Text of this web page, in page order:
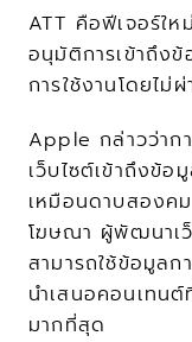
ATT คือฟีเจอร์ให
อนุมัติการเข้าถึง
การใช้งานโดยไม่
Apple กล่าวว่าก
เว็บไซต์เข้าถึงข้
เหมือนดาบสองค
โฆษณา ผู้พัฒนาเว็
สามารถใช้ข้อมูลก
นำเสนอคอนเทน
มากที่สุด